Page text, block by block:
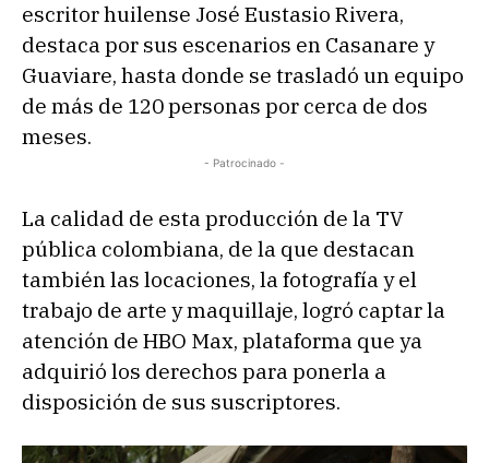
escritor huilense José Eustasio Rivera,
destaca por sus escenarios en Casanare y
Guaviare, hasta donde se trasladó un equipo
de más de 120 personas por cerca de dos
meses.
- Patrocinado -
La calidad de esta producción de la TV
pública colombiana, de la que destacan
también las locaciones, la fotografía y el
trabajo de arte y maquillaje, logró captar la
atención de HBO Max, plataforma que ya
adquirió los derechos para ponerla a
disposición de sus suscriptores.